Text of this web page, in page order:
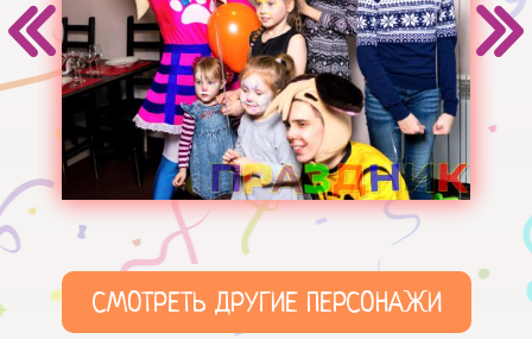
СМОТРЕТЬ ДРУГИЕ ПЕРСОНАЖИ